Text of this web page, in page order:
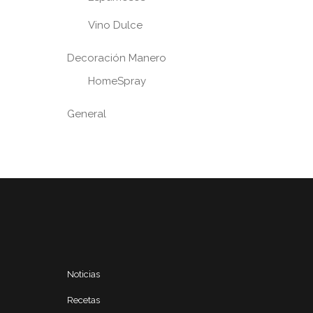
Vino Dulce
Decoración Manero
HomeSpray
General
Noticias
Recetas